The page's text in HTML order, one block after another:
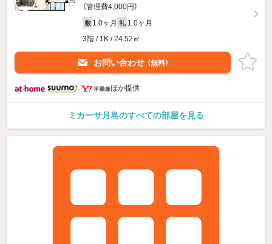
（管理費4,000円）
敷 1.0ヶ月 礼 1.0ヶ月
3階 / 1K / 24.52㎡
お問い合わせ （無料）
ほか提供
ミカーサ月島のすべての部屋を見る